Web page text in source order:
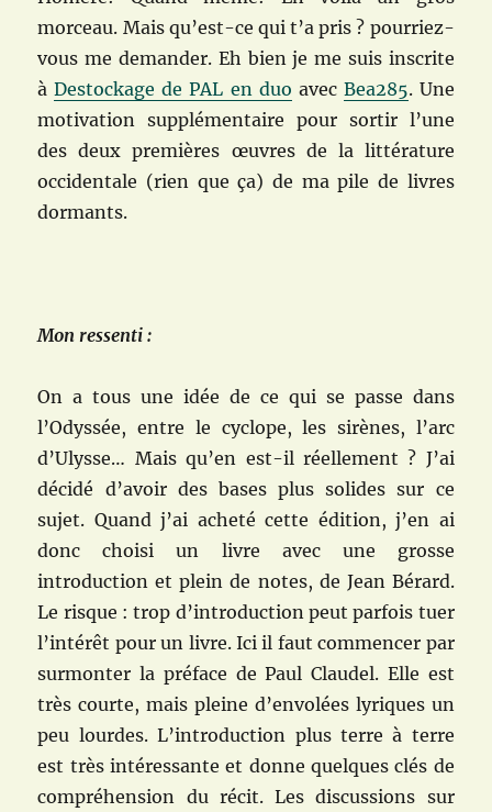
morceau. Mais qu’est-ce qui t’a pris ? pourriez-
vous me demander. Eh bien je me suis inscrite
àDestockage de PAL en duo avec Bea285. Une
motivation supplémentaire pour sortir l’une
des deux premières œuvres de la littérature
occidentale (rien que ça) de ma pile de livres
dormants.
Mon ressenti :
On a tous une idée de ce qui se passe dans
l’Odyssée, entre le cyclope, les sirènes, l’arc
d’Ulysse… Mais qu’en est-il réellement ? J’ai
décidé d’avoir des bases plus solides sur ce
sujet. Quand j’ai acheté cette édition, j’en ai
donc choisi un livre avec une grosse
introduction et plein de notes, de Jean Bérard.
Le risque : trop d’introduction peut parfois tuer
l’intérêt pour un livre. Ici il faut commencer par
surmonter la préface dePaul Claudel. Elle est
très courte, mais pleine d’envolées lyriques un
peu lourdes. L’introduction plus terre à terre
est très intéressante et donne quelques clés de
compréhension du récit. Les discussions sur